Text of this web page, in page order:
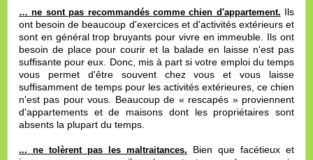
… ne sont pas recommandés comme chien d'appartement. Ils
ont besoin de beaucoup d'exercices et d'activités extérieurs et
sont en général trop bruyants pour vivre en immeuble. Ils ont
besoin de place pour courir et la balade en laisse n'est pas
suffisante pour eux. Donc, mis à part si votre emploi du temps
vous permet d'être souvent chez vous et vous laisse
suffisamment de temps pour les activités extérieures, ce chien
n'est pas pour vous. Beaucoup de « rescapés » proviennent
d'appartements et de maisons dont les propriétaires sont
absents la plupart du temps.
... ne tolèrent pas les maltraitances. Bien que facétieux et